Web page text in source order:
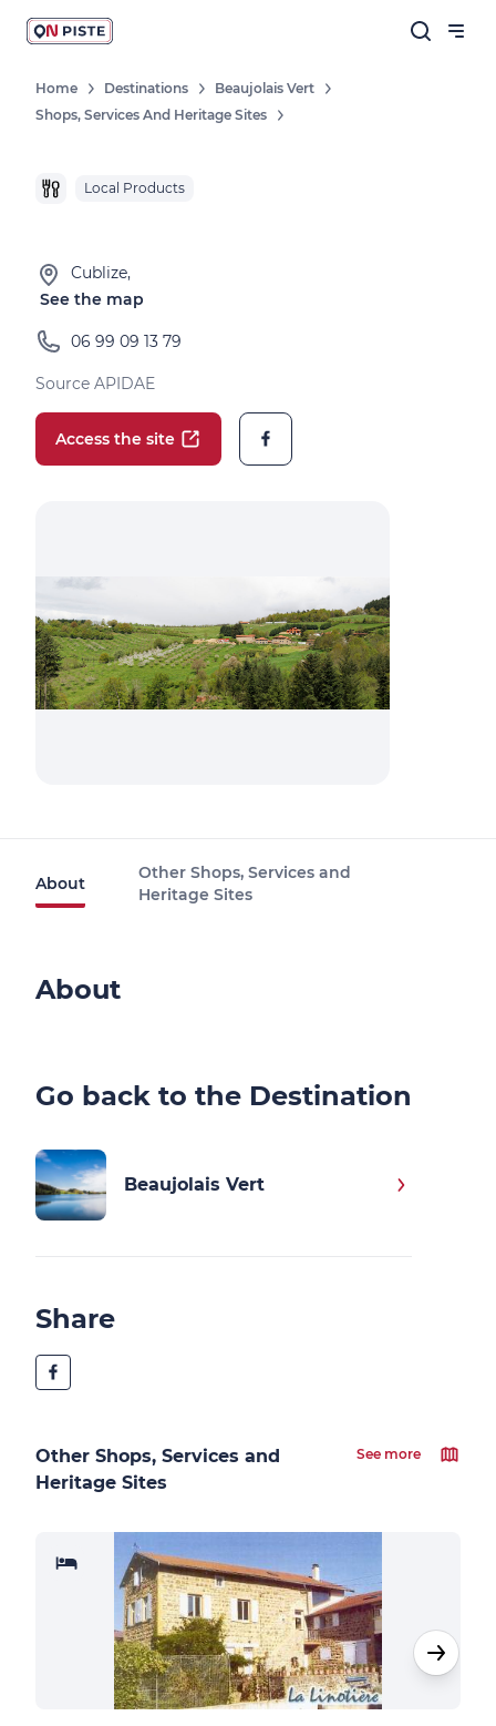
Home Destinations
Beaujolais Vert
Shops, Services And Heritage Sites
Local Products
Cublize,
See the map
06 99 09 13 79
Source APIDAE
Access the site
About
Other Shops, Services and
Heritage Sites
About
Go back to the Destination
Beaujolais Vert
Share
Other Shops, Services and
Heritage Sites
See more